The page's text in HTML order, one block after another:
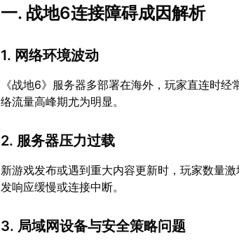
一. 战地6连接障碍成因解析
1. 网络环境波动
《战地6》服务器多部署在海外，玩家直连时
络流量高峰期尤为明显。
2. 服务器压力过载
新游戏发布或遇到重大内容更新时，玩家数量
发响应缓慢或连接中断。
3. 局域网设备与安全策略问题